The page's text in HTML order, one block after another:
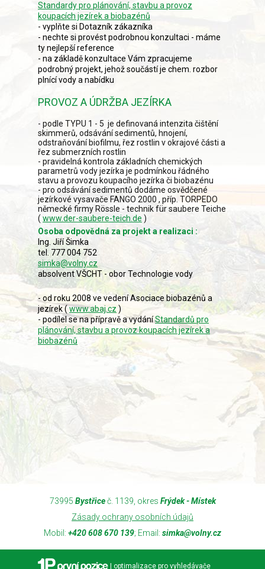
Standardy pro plánování, stavbu a provoz
koupacích jezírek a biobazénů
- vyplňte si Dotazník zákazníka
- nechte si provést podrobnou konzultaci - máme
ty nejlepší reference
- na základě konzultace Vám zpracujeme
podrobný projekt, jehož součástí je chem. rozbor
plnící vody a nabídku
PROVOZ A ÚDRŽBA JEZÍRKA
- podle TYPU 1 - 5 je definovaná intenzita čištění
skimmerů, odsávání sedimentů, hnojení,
odstraňování biofilmu, řez rostlin v okrajové části a
řez submerzních rostlin
- pravidelná kontrola základních chemických
parametrů vody jezírka je podmínkou řádného
stavu a provozu koupacího jezírka či biobazénu
- pro odsávání sedimentů dodáme osvědčené
jezírkové vysavače FANGO 2000 , příp. TORPEDO
německé firmy Rössle - technik für saubere Teiche
( www.der-saubere-teich.de )
Osoba odpovědná za projekt a realizaci :
Ing. Jiří Šimka
tel. 777 004 752
simka@volny.cz
absolvent VŠCHT - obor Technologie vody
- od roku 2008 ve vedení Asociace biobazénů a
jezírek (www.abaj.cz )
- podílel se na přípravě a vydáníStandardů pro
plánování, stavbu a provoz koupacích jezírek a
biobazénů
73995 Bystřiceč. 1139, okres Frýdek - Místek
Zásady ochrany osobních údajů
Mobil: +420 608 670 139; Email: simka@volny.cz
| optimalizace pro vyhledávače